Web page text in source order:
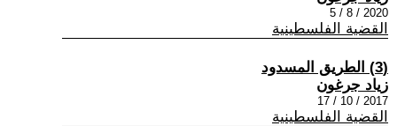
2020 / 8 / 5
القضية الفلسطينية
(3) الطريق المسدود
زياد جرغون
2017 / 10 / 17
القضية الفلسطينية